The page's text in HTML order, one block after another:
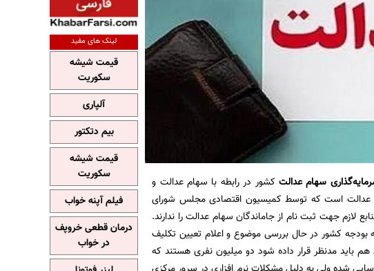
سهام عدالت کشور در رابطه با سهام عدالت و
عدالت است که توسط کمیسیون اقتصادی مجلس شورای
جهت ثبت نام از جاماندگان سهام عدالت را ندارند.
بودجه کشور در حال بررسی موضوع و اعلام تعیین تکلیف
باید مدنظر قرار داده شود دو میلیون نفری هستند که
لینک های مفید
قیمت شیشه
سکوریت
آلپاری
بیم دتکتور
قیمت شیشه
سکوریت
فیلم آپنه خواب
درمان قطعی خروپف
در خواب